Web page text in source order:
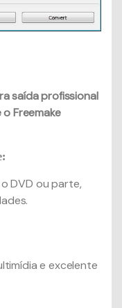
saída profissional
Freemake
DVD ou parte,
e excelente